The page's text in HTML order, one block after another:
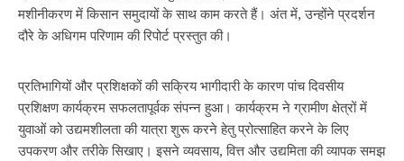
मशीनीकरण में किसान समुदायों के साथ काम करते हैं। अंत में, उन्होंने प्रदर्शन
दौरे के अधिगम परिणाम की रिपोर्ट प्रस्तुत की।
प्रतिभागियों और प्रशिक्षकों की सक्रिय भागीदारी के कारण पांच दिवसीय
प्रशिक्षण कार्यक्रम सफलतापूर्वक संपन्न हुआ। कार्यक्रम ने ग्रामीण क्षेत्रों में
युवाओं को उद्यमशीलता की यात्रा शुरू करने हेतु प्रोत्साहित करने के लिए
उपकरण और तरीके सिखाए। इसने व्यवसाय, वित्त और उद्यमिता की व्यापक समझ